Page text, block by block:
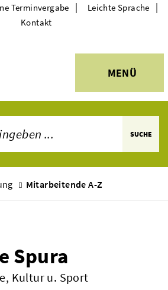
MENÜ
Terminvergabe | Leichte Sprache |
Kontakt
SUCHE
Mitarbeitende A-Z
Spura
Kultur u. Sport